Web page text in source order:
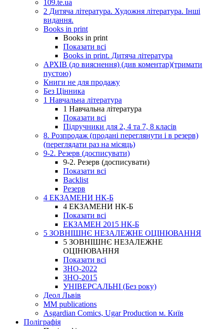
109.te.ua
2 Дитяча література. Художня література. Інші
видання.
Books in print
Books in print
Показати всі
Books in print. Дитяча література
АРХІВ (до вияснення) (див коментар)(тримати
пустою)
Книги не для продажу
Без Цінника
1 Навчальна література
1 Навчальна література
Показати всі
Підручники для 2, 4 та 7, 8 класів
8. Розпродаж (продані переглянути і в резерв)
(переглядати раз на місяць)
9-2. Резерв (досписувати)
9-2. Резерв (досписувати)
Показати всі
Backlist
Резерв
4 ЕКЗАМЕНИ НК-Б
4 ЕКЗАМЕНИ НК-Б
Показати всі
ЕКЗАМЕН 2015 НК-Б
5 ЗОВНІШНЄ НЕЗАЛЕЖНЕ ОЦІНЮВАННЯ
5 ЗОВНІШНЄ НЕЗАЛЕЖНЕ
ОЦІНЮВАННЯ
Показати всі
ЗНО-2022
ЗНО-2015
УНІВЕРСАЛЬНІ (Без року)
Деол Львів
MM publications
Asgardian Comics, Ugar Production м. Київ
Поліграфія